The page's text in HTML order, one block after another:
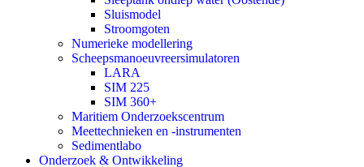
Sluismodel
Stroomgoten
Numerieke modellering
Scheepsmanoeuvreersimulatoren
LARA
SIM 225
SIM 360+
Maritiem Onderzoekscentrum
Meettechnieken en -instrumenten
Sedimentlabo
Onderzoek & Ontwikkeling